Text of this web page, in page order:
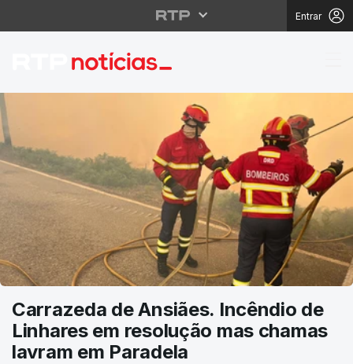
Entrar
RTP Notícias
Carrazeda de Ansiães. Incêndio de
Linhares em resolução mas chamas
lavram em Paradela